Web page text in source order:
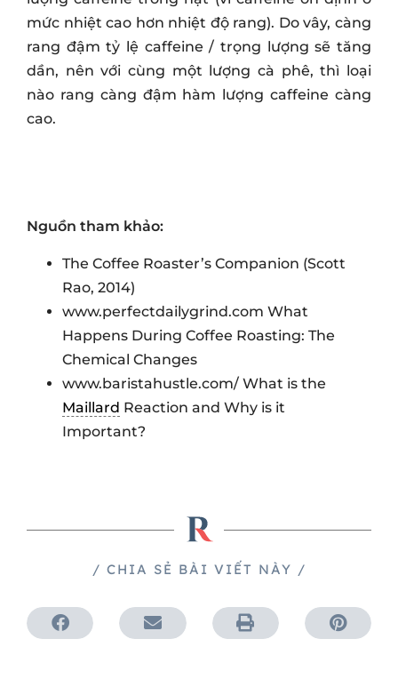
mức nhiệt cao hơn nhiệt độ rang). Do vây, càng
rang đậm tỷ lệ caffeine / trọng lượng sẽ tăng
dần, nên với cùng một lượng cà phê, thì loại
nào rang càng đậm hàm lượng caffeine càng
cao.
Nguồn tham khảo:
The Coffee Roaster’s Companion (Scott
Rao, 2014)
www.perfectdailygrind.com What
Happens During Coffee Roasting: The
Chemical Changes
www.baristahustle.com/ What is the
Maillard Reaction and Why is it
Important?
/ CHIA SẺ BÀI VIẾT NÀY /